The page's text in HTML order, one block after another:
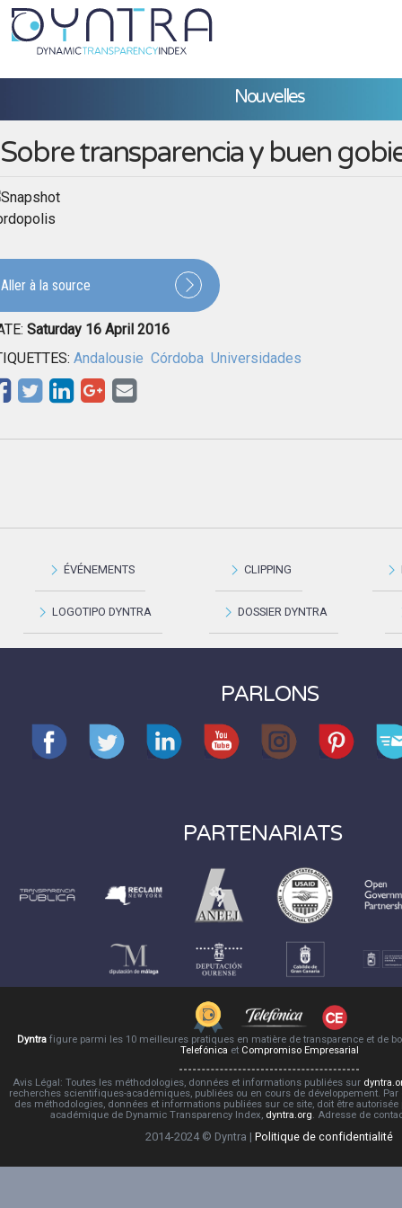
Nouvelles
ÉVÉNEMENTS CLIPPING
LOGOTIPO DYNTRA DOSSIER DYNTRA
Sobre transparencia y buen
Aller à la source
Saturday 16 April 2016
Andalousie Córdoba Universidades
PARLONS
PARTENARIATS
Dyntra figure parmi les 10 meilleures pratiques en matière de transparence et de
Telefónica et Compromiso Empresarial
Avis Légal: Toutes les méthodologies, données et informations publiées sur
recherches scientifiques-académiques, publiées ou en cours de développement.
des méthodologies, données et informations publiées sur ce site, doit être
académique de Dynamic Transparency Index, dyntra.org. Adresse de
2014-2024 © Dyntra | Politique de confidentialité